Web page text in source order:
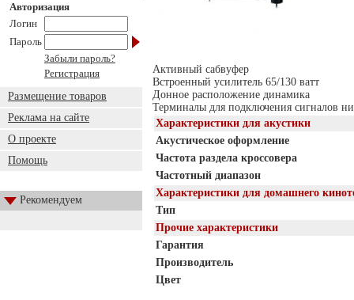
Авторизация
Логин
Пароль
Забыли пароль?
Регистрация
Размещение товаров
Реклама на сайте
О проекте
Помощь
Рекомендуем
Активный сабвуфер
Встроенный усилитель 65/130 ватт
Донное расположение динамика
Терминалы для подключения сигналов
Характеристики для акустики
Акустическое оформление
Частота раздела кроссовера
Частотный диапазон
Характеристики для домашнего
Тип
Прочие характеристики
Гарантия
Производитель
Цвет